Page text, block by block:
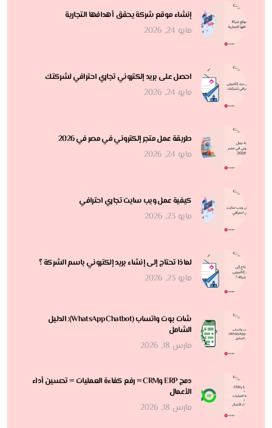
إنشاء موقع شركة يحقق أهدافها التجارية
مايو 24, 2026
احصل على بريد إلكتروني تجاري احترافي لشركتك
مايو 24, 2026
طريقة عمل متجر إلكتروني في مصر في 2026
مايو 24, 2026
كيفية عمل ويب سايت تجاري احترافي
مايو 23, 2026
لماذا تحتاج إلى إنشاء بريد إلكتروني باسم الشركة ؟
مايو 23, 2026
شات بوت واتساب (WhatsApp Chatbot): الدليل
الشامل
مارس 18, 2026
دمج ERP وCRM = رفع كفاءة العمليات = تحسين أداء
الأعمال
مارس 18, 2026